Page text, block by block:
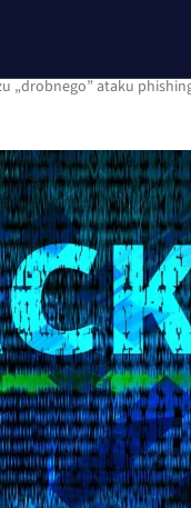
„drobnego” ataku